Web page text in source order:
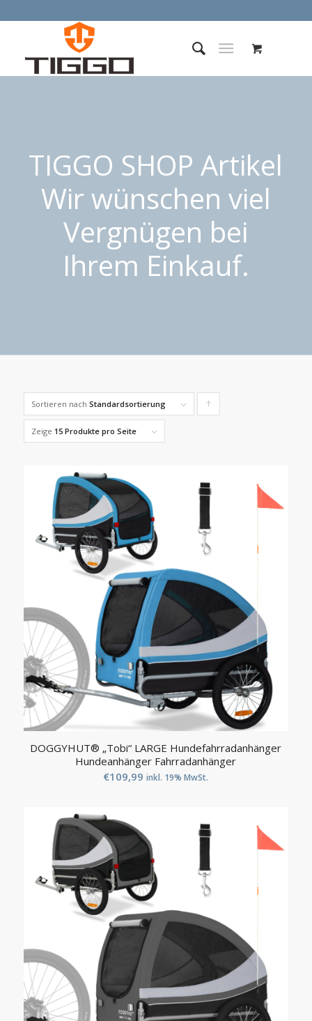
TIGGO SHOP Artikel
Wir wünschen viel
Vergnügen bei
Ihrem Einkauf.
Sortieren nach Standardsortierung
in
Reihenfolge
zu
sortieren
Zeige 15 Produkte pro Seite
DOGGYHUT® „Tobi“ LARGE Hundefahrradanhänger
Hundeanhänger Fahrradanhänger
€109,99 inkl. 19% MwSt.